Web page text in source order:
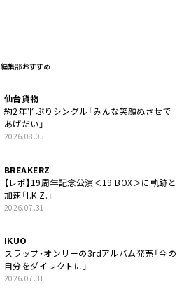
編集部おすすめ
仙台貨物
約2年半ぶりシングル「みんな笑顔ぬさせで
あげだい」
2026.08.05
BREAKERZ
【レポ】19周年記念公演＜19 BOX＞に軌跡と
加速「I.K.Z.」
2026.07.31
IKUO
スラップ・オンリーの3rdアルバム発売「今の
自分をダイレクトに」
2026.07.31